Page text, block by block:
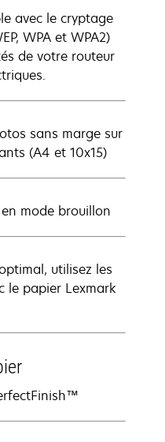
avec le cryptage
WPA et WPA2)
de votre routeur
sans marge sur
(A4 et 10x15)
mode brouillon
utilisez les
le papier Lexmark